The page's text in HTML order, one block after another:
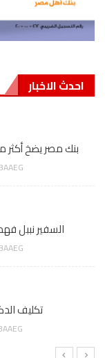
احدث الاخبار
بنك مصر يضخ أكثر من 100 مليون جنيه لتطوير
السفير نببل
تكليف